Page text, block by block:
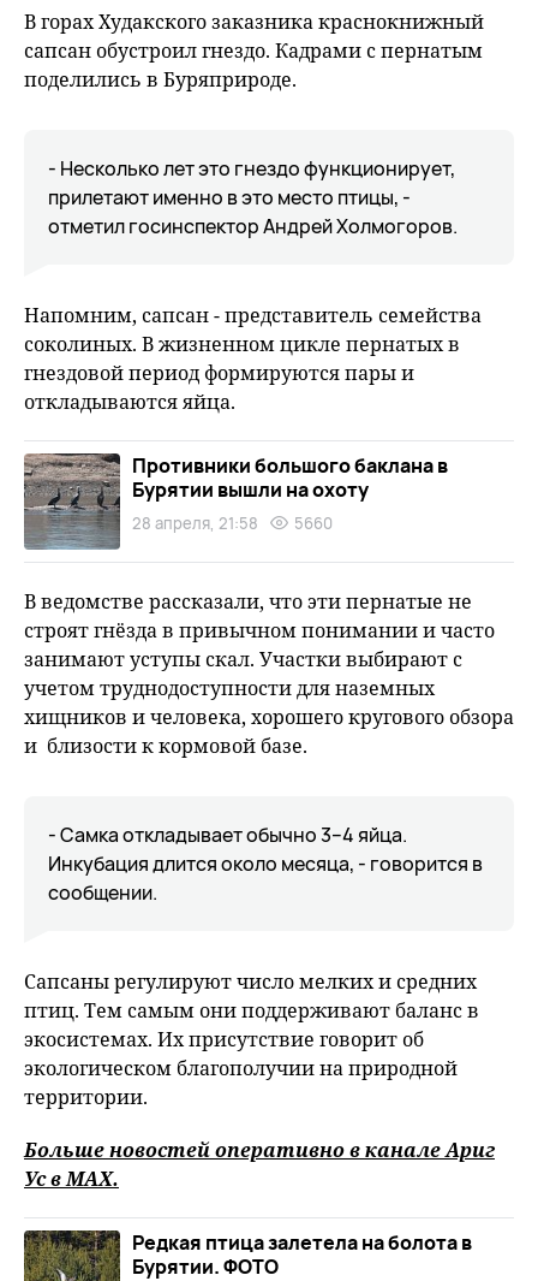
В горах Худакского заказника краснокнижный
сапсан обустроил гнездо. Кадрами с пернатым
поделились в Буряприроде.
- Несколько лет это гнездо функционирует,
прилетают именно в это место птицы, -
отметил госинспектор Андрей Холмогоров.
Напомним, сапсан - представитель семейства
соколиных. В жизненном цикле пернатых в
гнездовой период формируются пары и
откладываются яйца.
Противники большого баклана в
Бурятии вышли на охоту
28 апреля, 21:58 5660
В ведомстве рассказали, что эти пернатые не
строят гнёзда в привычном понимании и часто
занимают уступы скал. Участки выбирают с
учетом труднодоступности для наземных
хищников и человека, хорошего кругового обзора
и близости к кормовой базе.
- Самка откладывает обычно 3–4 яйца.
Инкубация длится около месяца, - говорится в
сообщении.
Сапсаны регулируют число мелких и средних
птиц. Тем самым они поддерживают баланс в
экосистемах. Их присутствие говорит об
экологическом благополучии на природной
территории.
Больше новостей оперативно в канале Ариг
Ус вMAХ.
Редкая птица залетела на болота в
Бурятии. ФОТО